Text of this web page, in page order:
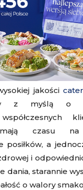
jakości
z myślą o
czasu na
posiłków, a
i
dania, starannie
o walory